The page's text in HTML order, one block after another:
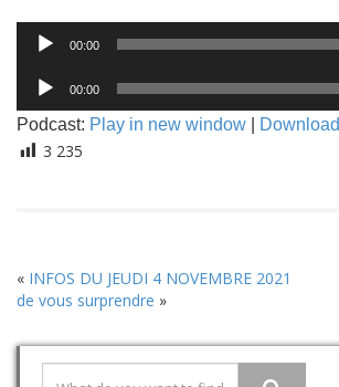
Lecteur
audio
00:00
Lecteur
audio
00:00
Podcast: Play in new window Download
3 235
« INFOS DU JEUDI 4 NOVEMBRE 2021
de vous surprendre »